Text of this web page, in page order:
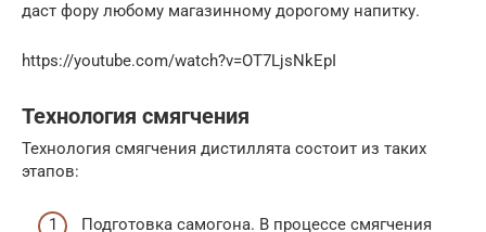
даст фору любому магазинному дорогому напитку.
https://youtube.com/watch?v=OT7LjsNkEpI
Технология смягчения
Технология смягчения дистиллята состоит из таких
этапов:
Подготовка самогона. В процессе смягчения